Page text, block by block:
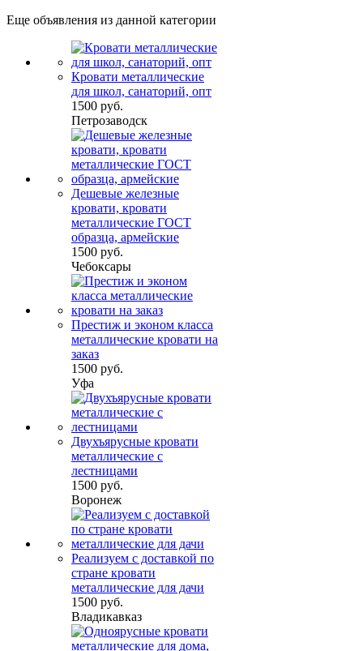
Еще объявления из данной категории
Кровати металлические
для школ, санаторий, опт
1500 руб.
Петрозаводск
Дешевые железные
кровати, кровати
металлические ГОСТ
образца, армейские
1500 руб.
Чебоксары
Престиж и эконом класса
металлические кровати на
заказ
1500 руб.
Уфа
Двухъярусные кровати
металлические с
лестницами
1500 руб.
Воронеж
Реализуем с доставкой по
стране кровати
металлические для дачи
1500 руб.
Владикавказ